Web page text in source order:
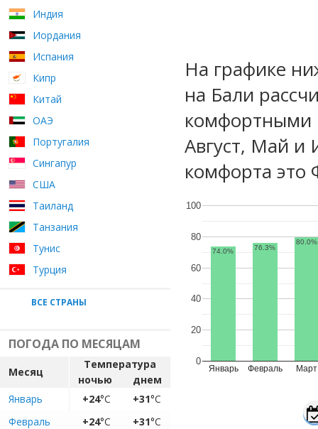
Индия
Иордания
Испания
Кипр
Китай
ОАЭ
Португалия
Сингапур
США
Таиланд
Танзания
Тунис
Турция
ВСЕ СТРАНЫ
ПОГОДА ПО МЕСЯЦАМ
Месяц
Температура
ночью
днем
Январь
+24°C +31°C
Февраль
+24°C +31°C
На графике
на Бали
комфортными
Август, Май
комфорта это
Январь Февраль Март
0
20
40
60
80
100
74.0% 76.3%
80.0%